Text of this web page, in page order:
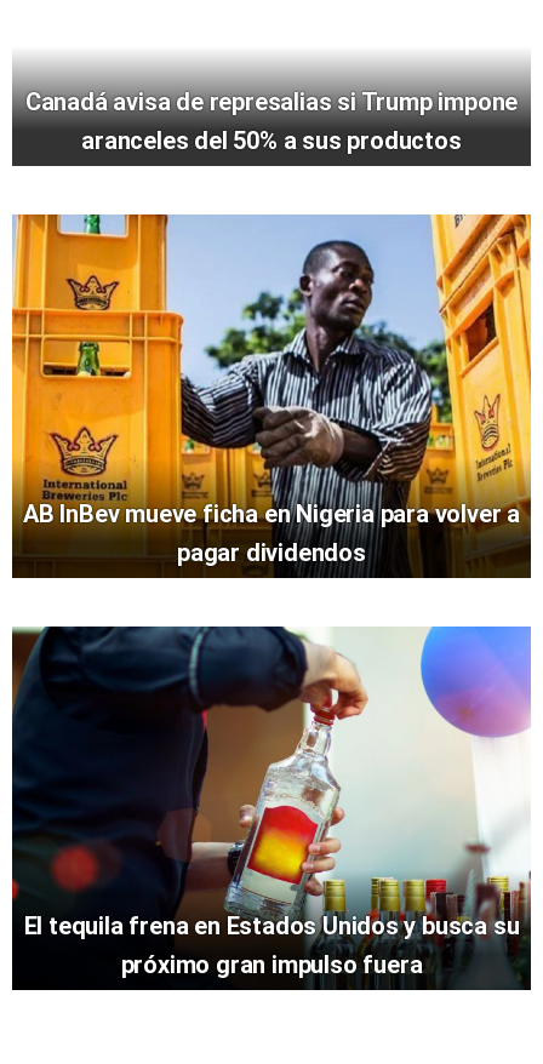
Canadá avisa de represalias si Trump impone
aranceles del 50% a sus productos
AB InBev mueve ficha en Nigeria para volver a
pagar dividendos
El tequila frena en Estados Unidos y busca su
próximo gran impulso fuera